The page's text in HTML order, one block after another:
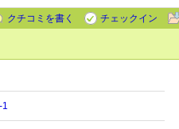
クチコミを書く
チェックイン
1